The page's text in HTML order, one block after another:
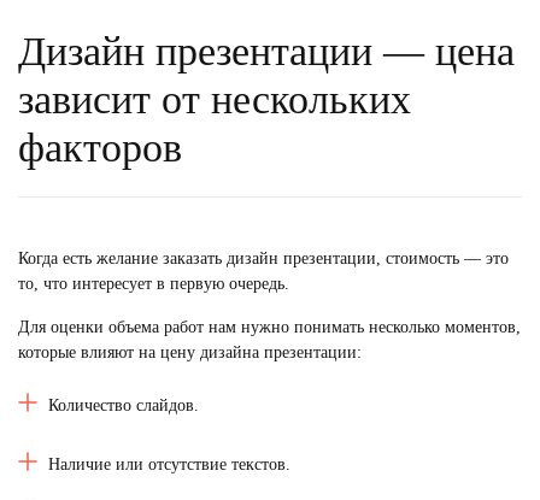
Дизайн презентации — цена
зависит от нескольких
факторов
Когда есть желание заказать дизайн презентации, стоимость — это
то, что интересует в первую очередь.
Для оценки объема работ нам нужно понимать несколько моментов,
которые влияют на цену дизайна презентации:
Количество слайдов.
Наличие или отсутствие текстов.